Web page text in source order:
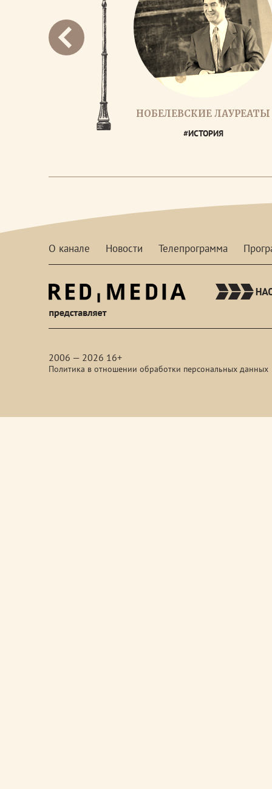
НОБЕЛЕВСКИЕ ЛАУРЕАТЫ
#ИСТОРИЯ
О канале Новости Телепрограмма
2006 — 2026 16+
Политика в отношении обработки персональных данных